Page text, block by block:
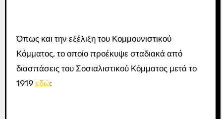
Όπως και την εξέλιξη του Κομμουνιστικού
Κόμματος, το οποίο προέκυψε σταδιακά από
διασπάσεις του Σοσιαλιστικού Κόμματος μετά το
1919 εδώ: